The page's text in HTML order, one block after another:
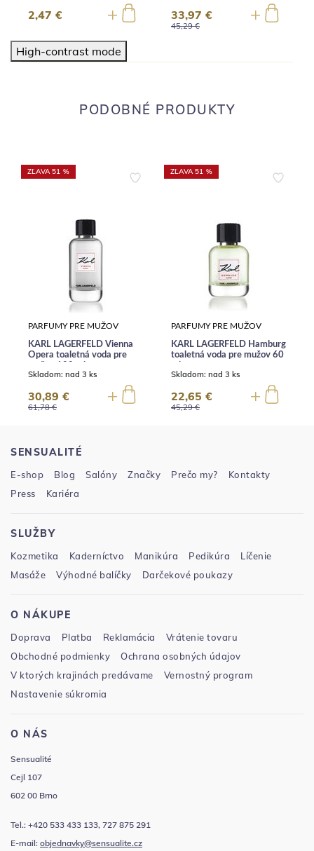
2,47 €
45,29 €
33,97 €
High-contrast mode
PODOBNÉ PRODUKTY
ZĽAVA 51 %
PARFUMY PRE MUŽOV
KARL LAGERFELD Vienna
Opera toaletná voda pre
Skladom: nad 3 ks
61,78 €
30,89 €
ZĽAVA 51 %
PARFUMY PRE MUŽOV
KARL LAGERFELD Hamburg
toaletná voda pre mužov 60
Skladom: nad 3 ks
45,29 €
22,65 €
SENSUALITÉ
E-shop Blog Salóny Značky Prečo my?
Kontakty
Press
Kariéra
SLUŽBY
Kozmetika Kaderníctvo Manikúra Pedikúra
Líčenie
Masáže
Výhodné balíčky Darčekové poukazy
O NÁKUPE
Doprava Platba Reklamácia
Vrátenie tovaru
Obchodné podmienky
Ochrana osobných údajov
V ktorých krajinách predávame
Vernostný program
Nastavenie súkromia
O NÁS
Sensualité
Cejl 107
602 00 Brno
Tel.: +420 533 433 133, 727 875 291
E-mail: objednavky@sensualite.cz